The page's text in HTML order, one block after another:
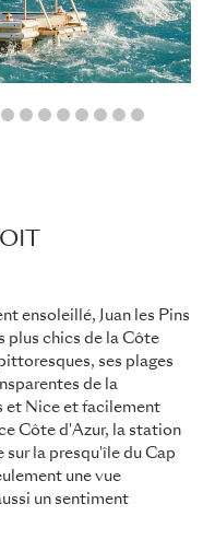
9 1011 1213141516
ensoleillé, Juan les Pins
plus chics de la Côte
ses plages
de la
et Nice et facilement
Côte d'Azur, la station
la presqu'île du Cap
une vue
un sentiment